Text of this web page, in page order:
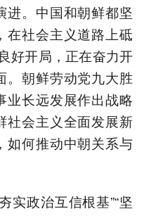
进。中国和朝鲜都坚
在社会主义道路上砥
好开局，正在奋力开
。朝鲜劳动党九大胜
业长远发展作出战略
社会主义全面发展新
如何推动中朝关系与
实政治互信根基”“坚